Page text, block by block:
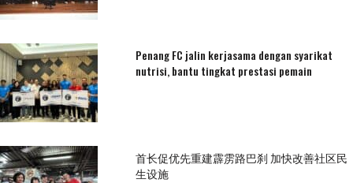
Penang FC jalin kerjasama dengan syarikat
nutrisi, bantu tingkat prestasi pemain
首长促优先重建霹雳路巴刹 加快改善社区民
生设施